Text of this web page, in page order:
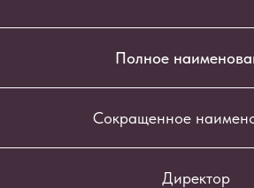
Полное
Сокращенное
Директор